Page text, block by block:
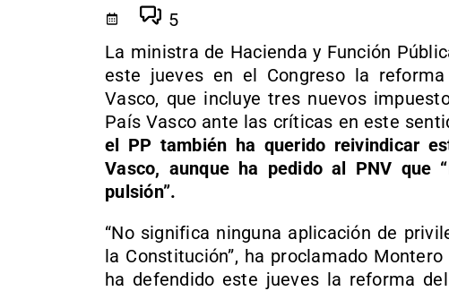
5
La ministra de Hacienda y Función
este jueves en el Congreso la
Vasco, que incluye tres nuevos
País Vasco ante las críticas en este
el PP también ha querido reivindicar
Vasco, aunque ha pedido al PNV que
pulsión”.
“No significa ninguna aplicación de
la Constitución”, ha proclamado
ha defendido este jueves la reforma